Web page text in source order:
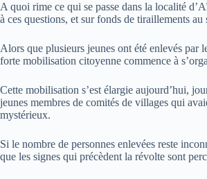
A quoi rime ce qui se passe dans la localité
à ces questions, et sur fonds de tiraillements
Alors que plusieurs jeunes ont été enlevés
forte mobilisation citoyenne commence à
Cette mobilisation s’est élargie aujourd’hui,
jeunes membres de comités de villages qui
mystérieux.
Si le nombre de personnes enlevées reste
que les signes qui précèdent la révolte sont